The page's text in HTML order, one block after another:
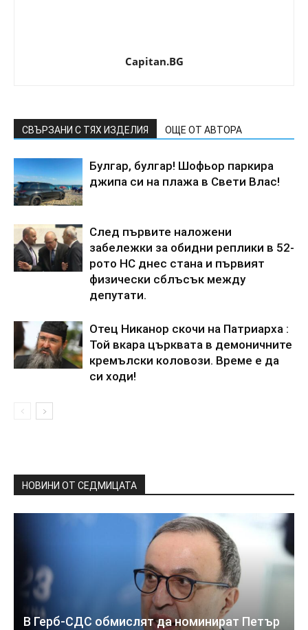
Capitan.BG
СВЪРЗАНИ С ТЯХ ИЗДЕЛИЯ ОЩЕ ОТ АВТОРА
Булгар, булгар! Шофьор паркира
джипа си на плажа в Свети Влас!
След първите наложени
забележки за обидни реплики в 52-
рото НС днес стана и първият
физически сблъсък между
депутати.
Отец Никанор скочи на Патриарха :
Той вкара църквата в демоничните
кремълски коловози. Време е да
си ходи!
НОВИНИ ОТ СЕДМИЦАТА
В Герб-СДС обмислят да номинират Петър